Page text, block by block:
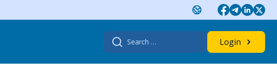
Search
for:
Login